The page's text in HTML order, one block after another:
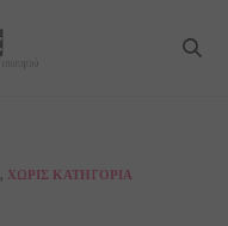
, ΧΩΡΊΣ ΚΑΤΗΓΟΡΊΑ